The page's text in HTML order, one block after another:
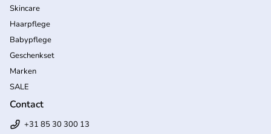
Skincare
Haarpflege
Babypflege
Geschenkset
Marken
SALE
Contact
+31 85 30 300 13